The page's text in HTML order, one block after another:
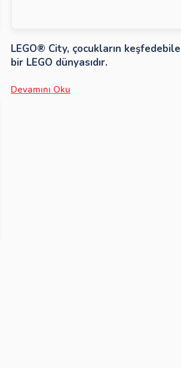
LEGO® City, çocukların
bir LEGO dünyasıdır.
Devamını Oku